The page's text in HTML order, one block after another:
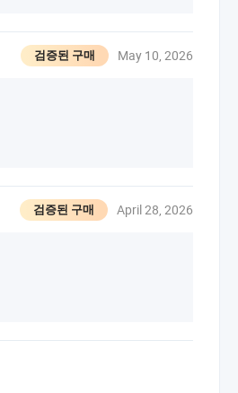
검증된 구매 May 10, 2026
검증된 구매 April 28, 2026